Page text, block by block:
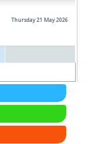
Thursday 21 May 2026